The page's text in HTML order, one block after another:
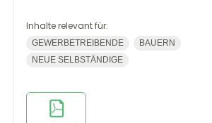
Inhalte relevant für:
GEWERBETREIBENDE
BAUERN
NEUE SELBSTÄNDIGE